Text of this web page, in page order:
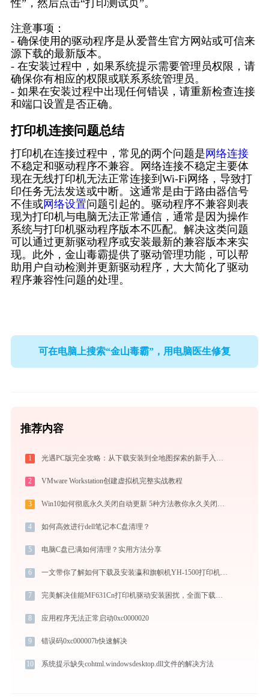
性”，然后点击“打印测试页”。
注意事项：
- 确保使用的驱动程序是从爱普生官方网站或可信来
源下载的最新版本。
- 在安装过程中，如果系统提示需要管理员权限，请
确保你有相应的权限或联系系统管理员。
- 如果在安装过程中出现任何错误，请重新检查连接
和端口设置是否正确。
打印机连接问题总结
打印机在连接过程中，常见的两个问题是 网络连接
不稳定和驱动程序不兼容。网络连接不稳定主要体
现在无线打印机无法正常连接到Wi-Fi网络，导致打
印任务无法发送或中断。这通常是由于路由器信号
不佳或网络设置问题引起的。驱动程序不兼容则表
现为打印机与电脑无法正常通信，通常是因为操作
系统与打印机驱动程序版本不匹配。解决这类问题
可以通过更新驱动程序或安装最新的兼容版本来实
现。此外，金山毒霸提供了驱动管理功能，可以帮
助用户自动检测并更新驱动程序，大大简化了驱动
程序兼容性问题的处理。
可在电脑上搜索“金山毒霸”，用电脑医生修复
推荐内容
1 光遇PC版完全攻略：从下载安装到全地图探索的新手入门指南（2026最新）
2 VMware Workstation创建虚拟机完整实战教程
3 Win10如何彻底永久关闭自动更新 5种方法教你永久关闭win10自动更新
4 如何高效进行dell笔记本C盘清理？
5 电脑C盘已满如何清理？实用方法分享
6 一文带你了解如何下载及安装瀛和旗帜机YH-1500打印机驱动
7 完美解决佳能MF631Cn打印机驱动安装困扰，全面下载安装教程
8 应用程序无法正常启动0xc0000020
9 错误码0xc000007b快速解决
10 系统提示缺失cohtml.windowsdesktop.dll文件的解决方法